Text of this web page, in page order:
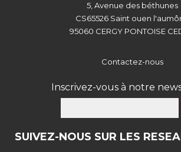
5, Avenue des béthunes
CS65526 Saint ouen
95060 CERGY PONTOISE
Contactez-nous
Inscrivez-vous à notre
SUIVEZ-NOUS SUR LES